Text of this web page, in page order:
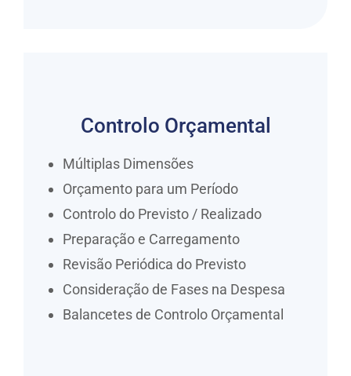
Controlo Orçamental
Múltiplas Dimensões
Orçamento para um Período
Controlo do Previsto / Realizado
Preparação e Carregamento
Revisão Periódica do Previsto
Consideração de Fases na Despesa
Balancetes de Controlo Orçamental